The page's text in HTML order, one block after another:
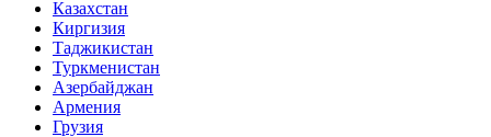
Казахстан
Киргизия
Таджикистан
Туркменистан
Азербайджан
Армения
Грузия